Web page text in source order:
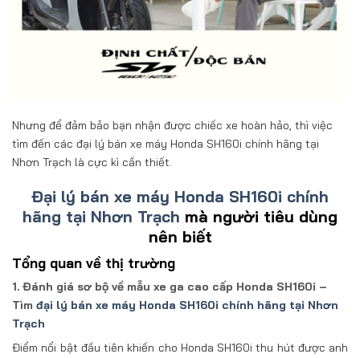
Nhưng để đảm bảo bạn nhận được chiếc xe hoàn hảo, thì việc
tìm đến các đại lý bán xe máy Honda SH160i chính hãng tại
Nhơn Trạch là cực kì cần thiết.
Đại lý bán xe máy Honda SH160i chính
hãng tại Nhơn Trạch mà người tiêu dùng
nên biết
Tổng quan về thị trường
1. Đánh giá sơ bộ về mẫu xe ga cao cấp Honda SH160i –
Tìm đại lý bán xe máy Honda SH160i chính hãng tại Nhơn
Trạch
Điểm nổi bật đầu tiên khiến cho Honda SH160i thu hút được anh